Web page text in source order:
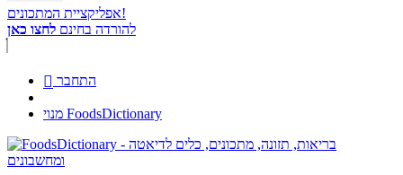
אפליקציית המתכונים!
להורדה בחינם לחצו כאן
 התחבר
מנוי FoodsDictionary